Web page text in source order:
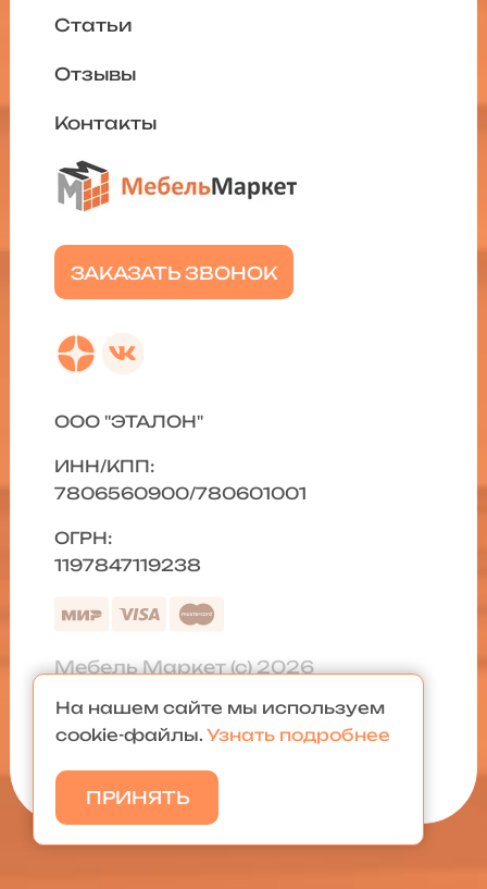
ЗАКАЗАТЬ ЗВОНОК
Статьи
Отзывы
Контакты
ООО "ЭТАЛОН"
ИНН/КПП:
7806560900/780601001
ОГРН:
1197847119238
Мебель Маркет (с) 2026
Политика конфиденциальности
Карта сайта
На нашем сайте мы используем
cookie-файлы. Узнать подробнее
ПРИНЯТЬ